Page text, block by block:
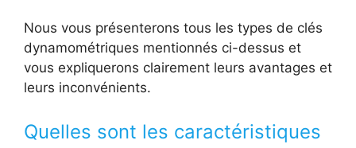
Nous vous présenterons tous les types de clés
dynamométriques mentionnés ci-dessus et
vous expliquerons clairement leurs avantages et
leurs inconvénients.
Quelles sont les caractéristiques